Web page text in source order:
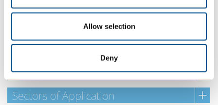
Allow selection
Deny
Technologies
Services
Sectors of Application